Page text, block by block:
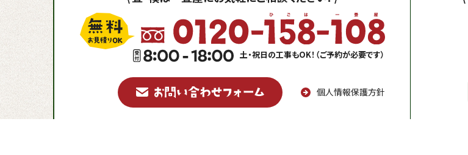
土・祝日の工事もOK！（ご予約が必要です）
個人情報保護方針